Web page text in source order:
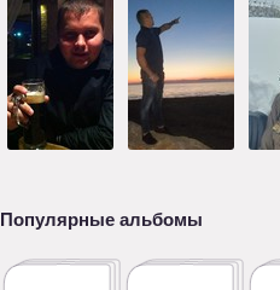
Популярные альбомы